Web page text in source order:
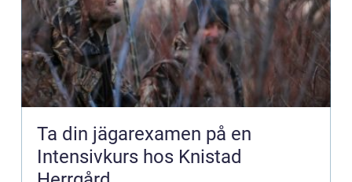
Ta din jägarexamen på en
Intensivkurs hos Knistad